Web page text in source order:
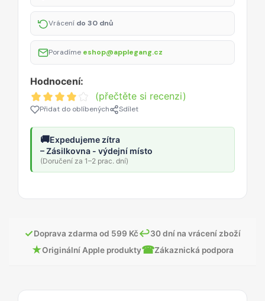
Vrácení do 30 dnů
Poradíme eshop@applegang.cz
Hodnocení:
(přečtěte si recenzi)
Přidat do oblíbených Sdílet
🚚Expedujeme zítra
– Zásilkovna - výdejní místo
(Doručení za 1–2 prac. dní)
✓Doprava zdarma od 599 Kč↩30 dní na vrácení zboží
★Originální Apple produkty☎Zákaznická podpora